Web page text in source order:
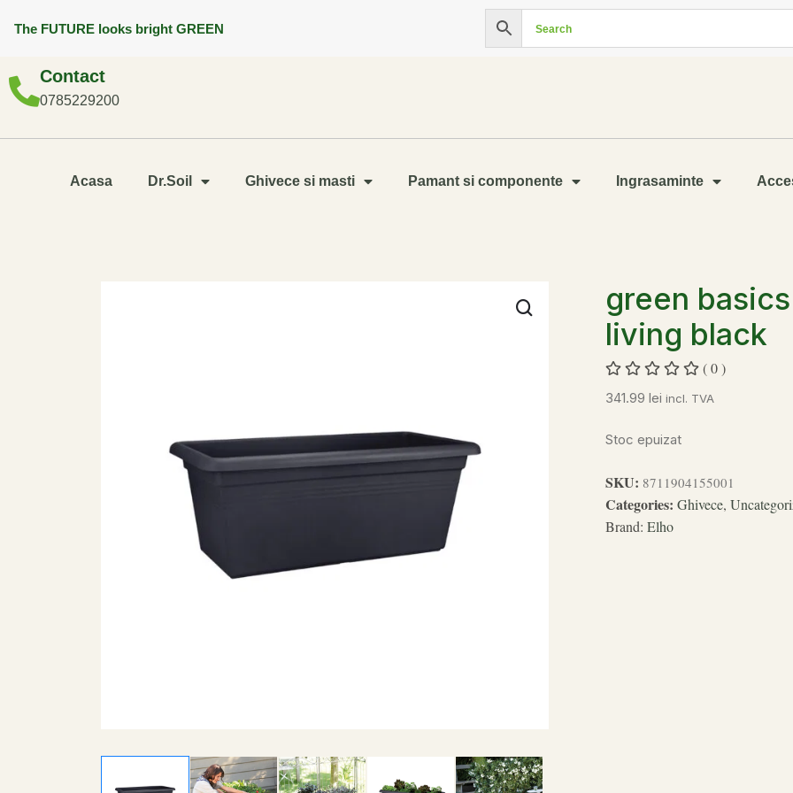
The FUTURE looks bright GREEN
Contact
0785229200
Acasa Dr.Soil Ghivece si masti Pamant si componente Ingrasaminte
green
living black
( 0 )
341.99 lei incl. TVA
Stoc epuizat
SKU: 8711904155001
Categories: Ghivece,
Brand: Elho